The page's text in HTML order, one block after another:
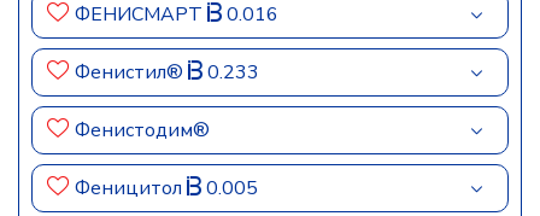
ФЕНИСМАРТ 0.016
Фенистил® 0.233
Фенистодим®
Феницитол 0.005